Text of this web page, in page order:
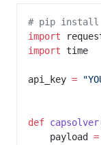
# pip install
import
import time
api_key =
def capsolver
    payload
=